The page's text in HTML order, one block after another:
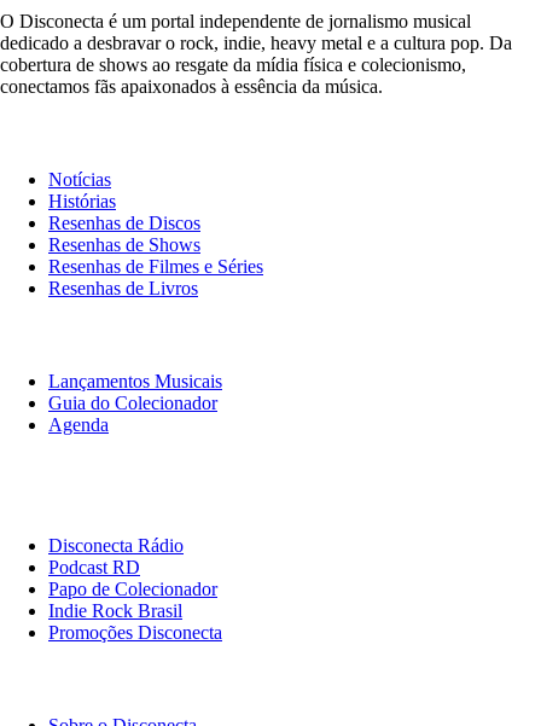
O Disconecta é um portal independente de jornalismo musical
dedicado a desbravar o rock, indie, heavy metal e a cultura pop. Da
cobertura de shows ao resgate da mídia física e colecionismo,
conectamos fãs apaixonados à essência da música.
Notícias
Histórias
Resenhas de Discos
Resenhas de Shows
Resenhas de Filmes e Séries
Resenhas de Livros
Lançamentos Musicais
Guia do Colecionador
Agenda
Disconecta Rádio
Podcast RD
Papo de Colecionador
Indie Rock Brasil
Promoções Disconecta